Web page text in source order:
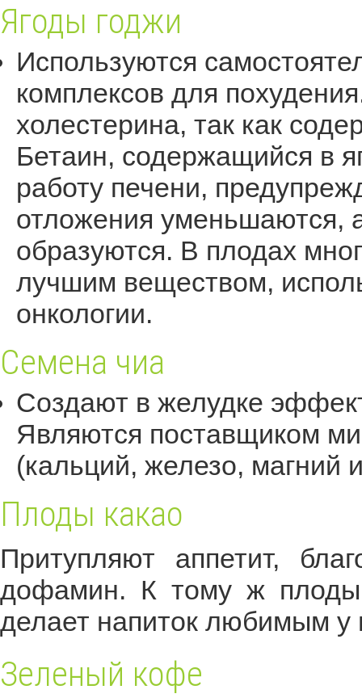
Ягоды годжи
Используются
комплексов для
холестерина, так как
Бетаин, содержащийся в
работу печени,
отложения уменьшаются,
образуются. В плодах
лучшим веществом,
онкологии.
Семена чиа
Создают в желудке
Являются поставщиком
(кальций, железо, магний
Плоды какао
Притупляют аппетит,
дофамин. К тому ж плоды
делает напиток любимым у
Зеленый кофе